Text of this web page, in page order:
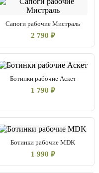
Сапоги рабочие Мистраль
2 790 ₽
Ботинки рабочие Аскет
1 790 ₽
Ботинки рабочие MDK
1 990 ₽